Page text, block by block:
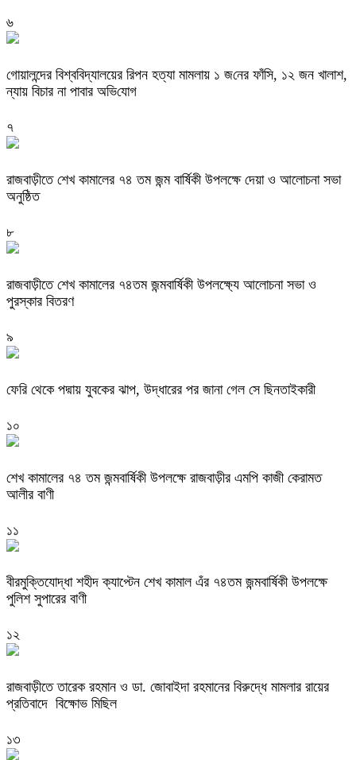
৬
গোয়ালন্দের বিশ্ব‌বিদ্যালয়ের রিপন হত্যা মামলায় ১ জ‌নের ফাঁসি, ১২ জন খালাশ,
ন্যায় বিচার না পাবার অভি‌যোগ
৭
রাজবাড়ীতে শেখ কামালের ৭৪ তম জন্ম বার্ষিকী উপলক্ষে দেয়া ও আলোচনা সভা
অনুষ্ঠিত
৮
রাজবাড়ীতে শেখ কামালের ৭৪তম জন্মবার্ষিকী উপলক্ষ্যে আলোচনা সভা ও
পুরস্কার বিতরণ
৯
ফেরি থেকে পদ্মায় যুবকের ঝাপ, উদ্ধারের পর জানা গেল সে ছিনতাইকারী
১০
শেখ কামালের ৭৪ তম জন্মবার্ষিকী উপলক্ষে রাজবাড়ীর এমপি কাজী কেরামত
আলীর বাণী
১১
বীরমুক্তিযোদ্ধা শহীদ ক্যাপ্টেন শেখ কামাল এঁর ৭৪তম জন্মবার্ষিকী উপলক্ষে
পুলিশ সুপারের বাণী
১২
রাজবাড়ীতে তারেক রহমান ও ডা. জোবাইদা রহমানের বিরুদ্ধে মামলার রায়ের
প্রতিবাদে বিক্ষোভ মিছিল
১৩